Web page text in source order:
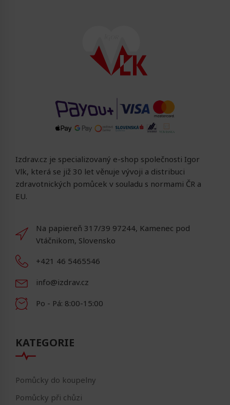
Izdrav.cz je specializovaný e-shop společnosti Igor
Vlk, která se již 30 let věnuje vývoji a distribuci
zdravotnických pomůcek v souladu s normami ČR a
EU.
Na papiereň 317/39 97244, Kamenec pod
Vtáčnikom, Slovensko
+421 46 5465546
info@izdrav.cz
Po - Pá: 8:00-15:00
KATEGORIE
Pomůcky do koupelny
Pomůcky při chůzi